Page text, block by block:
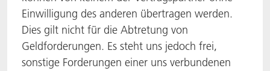
Einwilligung des anderen übertragen werden.
Dies gilt nicht für die Abtretung von
Geldforderungen. Es steht uns jedoch frei,
sonstige Forderungen einer uns verbundenen